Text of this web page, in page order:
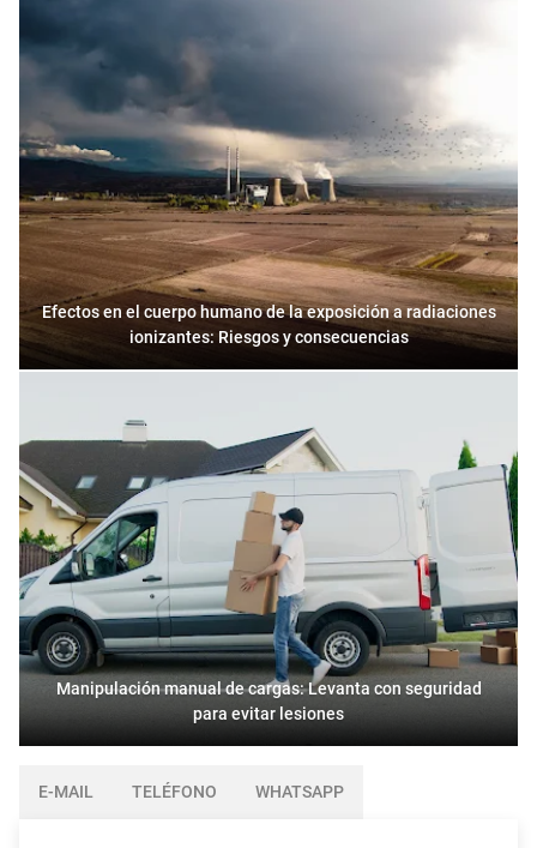
Efectos en el cuerpo humano de la exposición a radiaciones
ionizantes: Riesgos y consecuencias
Manipulación manual de cargas: Levanta con seguridad
para evitar lesiones
E-MAIL TELÉFONO WHATSAPP